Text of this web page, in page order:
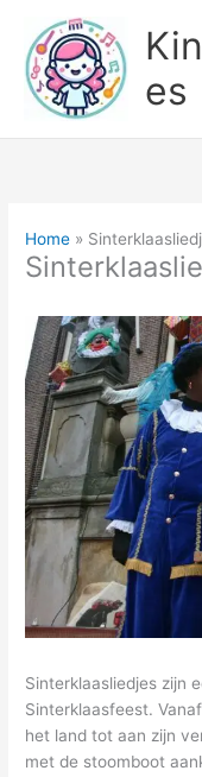
inhoud
es
Home
Sinterklaasliedjes zijn
Sinterklaasfeest.
het land tot aan zijn
met de stoomboot